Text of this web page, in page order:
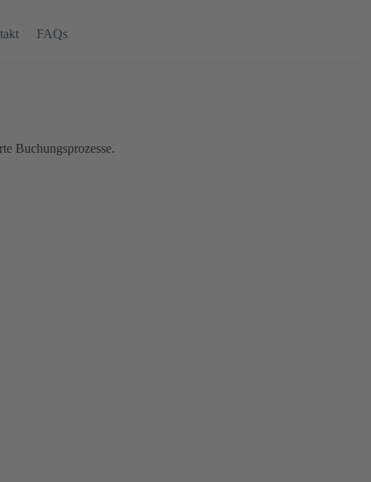
FAQs
Buchungsprozesse.